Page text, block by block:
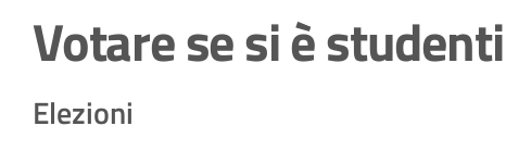
Votare se si è
Elezioni